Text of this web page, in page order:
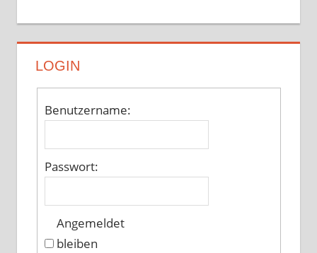
LOGIN
Benutzername:
Passwort:
Angemeldet
bleiben